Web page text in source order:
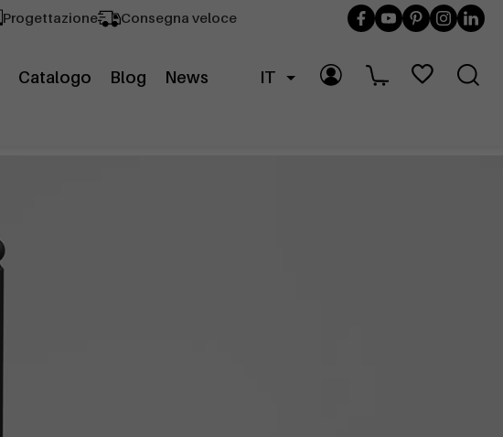
Progettazione Consegna veloce
Catalogo Blog News IT